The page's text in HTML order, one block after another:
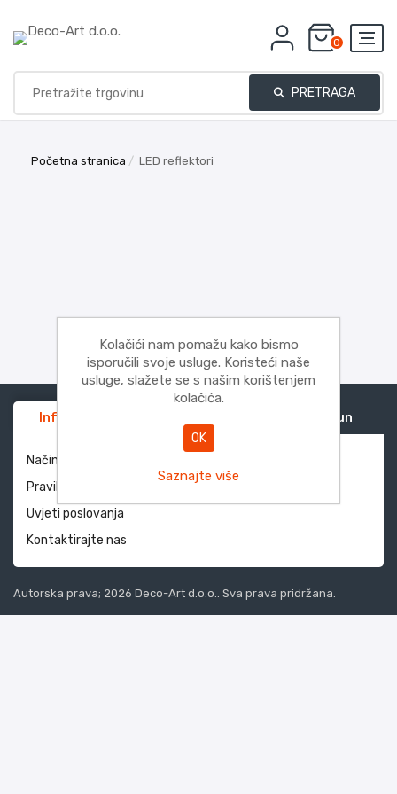
0
PRETRAGA
Početna stranica / LED reflektori
Informacije Moj račun
Način dostave i povrati
Pravila privatnosti
Uvjeti poslovanja
Kontaktirajte nas
Autorska prava; 2026 Deco-Art d.o.o.. Sva prava pridržana.
Kolačići nam pomažu kako bismo
isporučili svoje usluge. Koristeći naše
usluge, slažete se s našim korištenjem
kolačića.
OK
Saznajte više